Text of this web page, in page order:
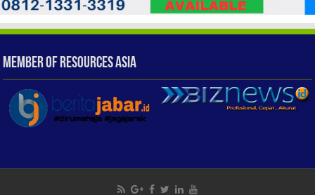
Member of Resources Asia